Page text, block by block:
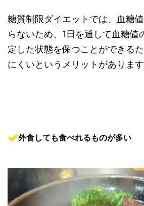
糖質制限ダイエットでは、血糖
らないため、1日を通して血糖値
定した状態を保つことができる
にくいというメリットがあります
外食しても食べれるものが多い